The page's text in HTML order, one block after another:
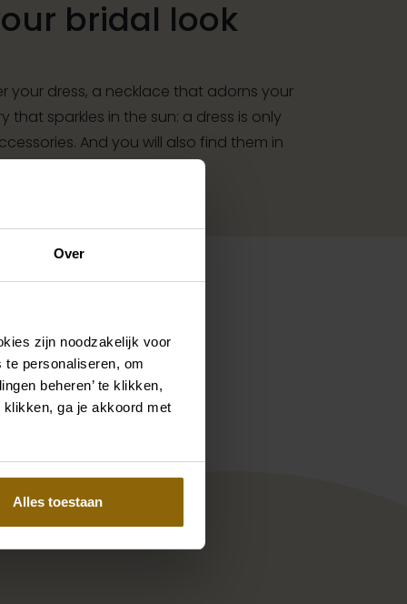
Over
zijn noodzakelijk voor
personaliseren, om
beheren’ te klikken,
klikken, ga je akkoord met
Alles toestaan
bridal look
your dress, a necklace that adorns your
that sparkles in the sun: a dress is only
And you will also find them in
Satin Pearl | Gem |Lucia
Pinterest
Poirier T-75412 Top | Gem |